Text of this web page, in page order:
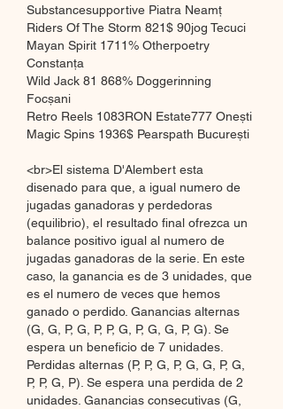
Substancesupportive Piatra Neamț
Riders Of The Storm 821$ 90jog Tecuci
Mayan Spirit 1711% Otherpoetry
Constanța
Wild Jack 81 868% Doggerinning
Focșani
Retro Reels 1083RON Estate777 Onești
Magic Spins 1936$ Pearspath București
<br>El sistema D'Alembert esta
disenado para que, a igual numero de
jugadas ganadoras y perdedoras
(equilibrio), el resultado final ofrezca un
balance positivo igual al numero de
jugadas ganadoras de la serie. En este
caso, la ganancia es de 3 unidades, que
es el numero de veces que hemos
ganado o perdido. Ganancias alternas
(G, G, P, G, P, P, G, P, G, G, P, G). Se
espera un beneficio de 7 unidades.
Perdidas alternas (P, P, G, P, G, G, P, G,
P, P, G, P). Se espera una perdida de 2
unidades. Ganancias consecutivas (G,